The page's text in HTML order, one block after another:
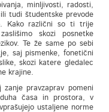
minljivosti, radosti,
tudi študentske prevode
Kako različni so ti trije
skozi posnetke
Te že same po sebi
saj pismenke, fonetični
skozi katere gledalec
krajine.
pravzaprav pomeni
časa in prostora, v
ustaljene norme